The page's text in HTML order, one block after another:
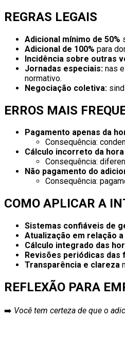
REGRAS LEGAIS
Adicional mínimo de 50%
Adicional de 100% para
Incidência sobre outras
Jornadas especiais: nas
normativo.
Negociação coletiva:
ERROS MAIS
Pagamento apenas da
Consequência:
Cálculo incorreto da
Consequência:
Não pagamento do
Consequência:
COMO APLICAR A
Sistemas confiáveis de
Atualização em relação
Cálculo integrado das
Revisões periódicas das
Transparência e clareza
REFLEXÃO PARA
➡️ Você tem certeza de que o